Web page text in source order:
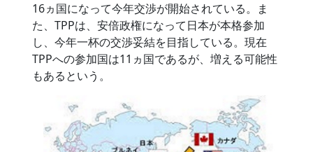
16ヵ国になって今年交渉が開始されている。ま
た、TPPは、安倍政権になって日本が本格参加
し、今年一杯の交渉妥結を目指している。現在
TPPへの参加国は11ヵ国であるが、増える可能性
もあるという。